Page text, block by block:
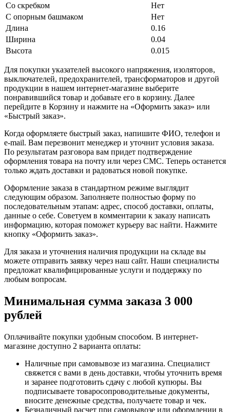
Со скребком
Нет
С опорным башмаком
Нет
Длина
0.16
Ширина
0.04
Высота
0.015
Для покупки указателей высокого напряжения, изоляторов,
выключателей, предохранителей, трансформаторов и другой
продукции в нашем интернет-магазине выберите
понравившийся товар и добавьте его в корзину. Далее
перейдите в Корзину и нажмите на «Оформить заказ» или
«Быстрый заказ».
Когда оформляете быстрый заказ, напишите ФИО, телефон и
e-mail. Вам перезвонит менеджер и уточнит условия заказа.
По результатам разговора вам придет подтверждение
оформления товара на почту или через СМС. Теперь останется
только ждать доставки и радоваться новой покупке.
Оформление заказа в стандартном режиме выглядит
следующим образом. Заполняете полностью форму по
последовательным этапам: адрес, способ доставки, оплаты,
данные о себе. Советуем в комментарии к заказу написать
информацию, которая поможет курьеру вас найти. Нажмите
кнопку «Оформить заказ».
Для заказа и уточнения наличия продукции на складе вы
можете отправить заявку через наш сайт. Наши специалисты
предложат квалифицированные услуги и поддержку по
любым вопросам.
Минимальная сумма заказа 3 000
рублей
Оплачивайте покупки удобным способом. В интернет-
магазине доступно 2 варианта оплаты:
Наличные при самовывозе из магазина. Специалист
свяжется с вами в день доставки, чтобы уточнить время
и заранее подготовить сдачу с любой купюры. Вы
подписываете товаросопроводительные документы,
вносите денежные средства, получаете товар и чек.
Безналичный расчет при самовывозе или оформлении в